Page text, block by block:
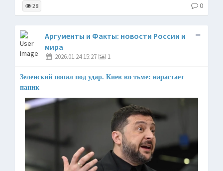
28 0
Аргументы и Факты: новости России и
мира
2026.01.24 15:27 1
Зеленский попал под удар. Киев во тьме: нарастает
паник